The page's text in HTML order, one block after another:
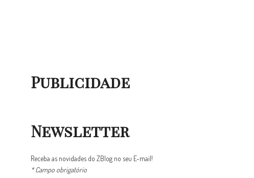
Publicidade
Newsletter
Receba as novidades do ZBlog no seu E-mail!
* Campo obrigatório